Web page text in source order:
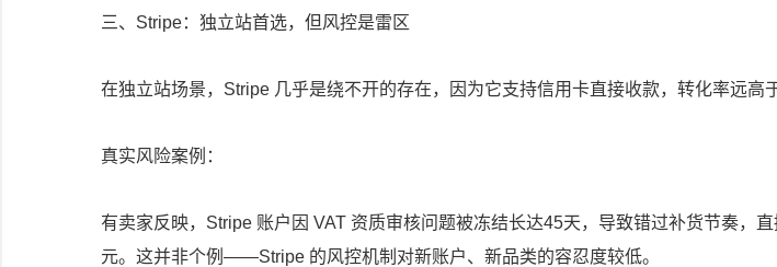
三、Stripe：独立站首选，但风控是雷区
在独立站场景，Stripe 几乎是绕不开的存在，因为它支持信用卡直接收款，转化率远高
真实风险案例：
有卖家反映，Stripe 账户因 VAT 资质审核问题被冻结长达45天，导致错过补货节奏，
元。这并非个例——Stripe 的风控机制对新账户、新品类的容忍度较低。